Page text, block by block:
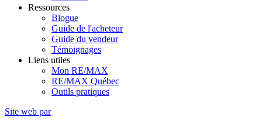
Ressources
Blogue
Guide de l'acheteur
Guide du vendeur
Témoignages
Liens utiles
Mon RE/MAX
RE/MAX Québec
Outils pratiques
Site web par